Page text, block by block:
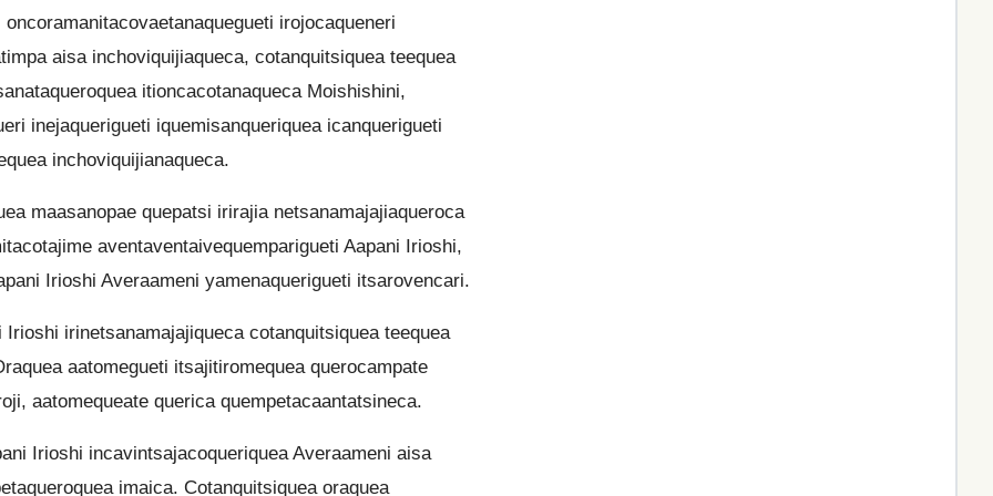
irojocaqueneri
aisa inchoviquijiaqueca, cotanquitsiquea teequea
itioncacotanaqueca Moishishini,
inejaquerigueti iquemisanqueriquea icanquerigueti
inchoviquijianaqueca.
maasanopae quepatsi irirajia netsanamajajiaqueroca
aventaventaivequemparigueti Aapani Irioshi,
Irioshi Averaameni yamenaquerigueti itsarovencari.
irinetsanamajajiqueca cotanquitsiquea teequea
aatomegueti itsajitiromequea querocampate
aatomequeate querica quempetacaantatsineca.
Irioshi incavintsajacoqueriquea Averaameni aisa
imaica. Cotanquitsiquea oraquea